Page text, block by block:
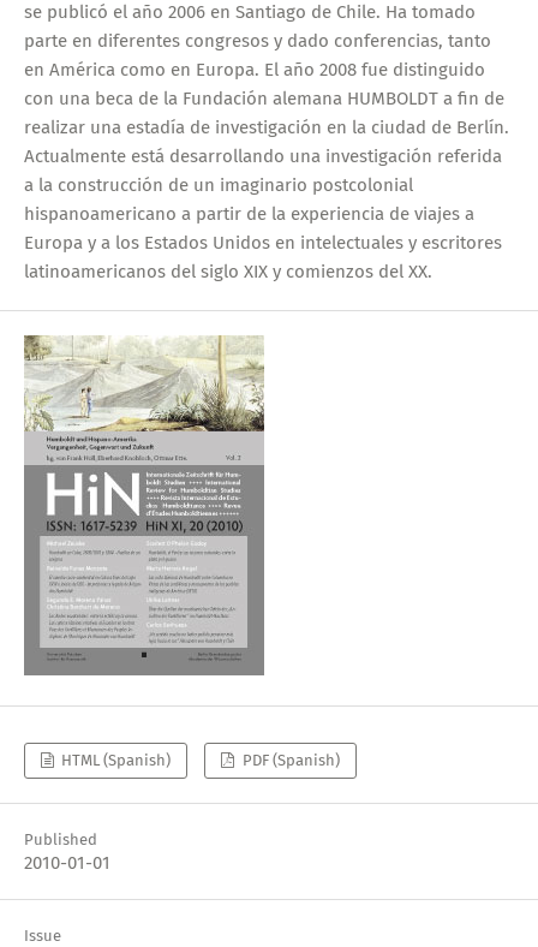
se publicó el año 2006 en Santiago de Chile. Ha tomado
parte en diferentes congresos y dado conferencias, tanto
en América como en Europa. El año 2008 fue distinguido
con una beca de la Fundación alemana HUMBOLDT a fin de
realizar una estadía de investigación en la ciudad de Berlín.
Actualmente está desarrollando una investigación referida
a la construcción de un imaginario postcolonial
hispanoamericano a partir de la experiencia de viajes a
Europa y a los Estados Unidos en intelectuales y escritores
latinoamericanos del siglo XIX y comienzos del XX.
HTML (Spanish) PDF (Spanish)
Published
2010-01-01
Issue